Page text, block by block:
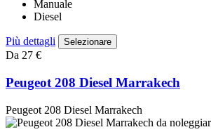
Manuale
Diesel
Più dettagli Selezionare
Da 27 €
Peugeot 208 Diesel Marrakech
Peugeot 208 Diesel Marrakech